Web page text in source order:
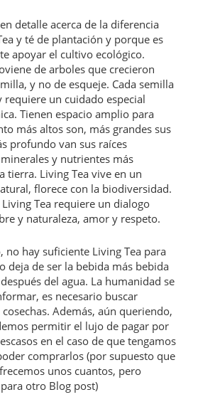
detalle acerca de la diferencia
y té de plantación y porque es
apoyar el cultivo ecológico.
de arboles que crecieron
y no de esqueje. Cada semilla
requiere un cuidado especial
Tienen espacio amplio para
más altos son, más grandes sus
profundo van sus raíces
y nutrientes más
tierra. Living Tea vive en un
florece con la biodiversidad.
Tea requiere un dialogo
y naturaleza, amor y respeto.
no hay suficiente Living Tea para
deja de ser la bebida más bebida
del agua. La humanidad se
es necesario buscar
Además, aún queriendo,
permitir el lujo de pagar por
en el caso de que tengamos
comprarlos (por supuesto que
unos cuantos, pero
otro Blog post)